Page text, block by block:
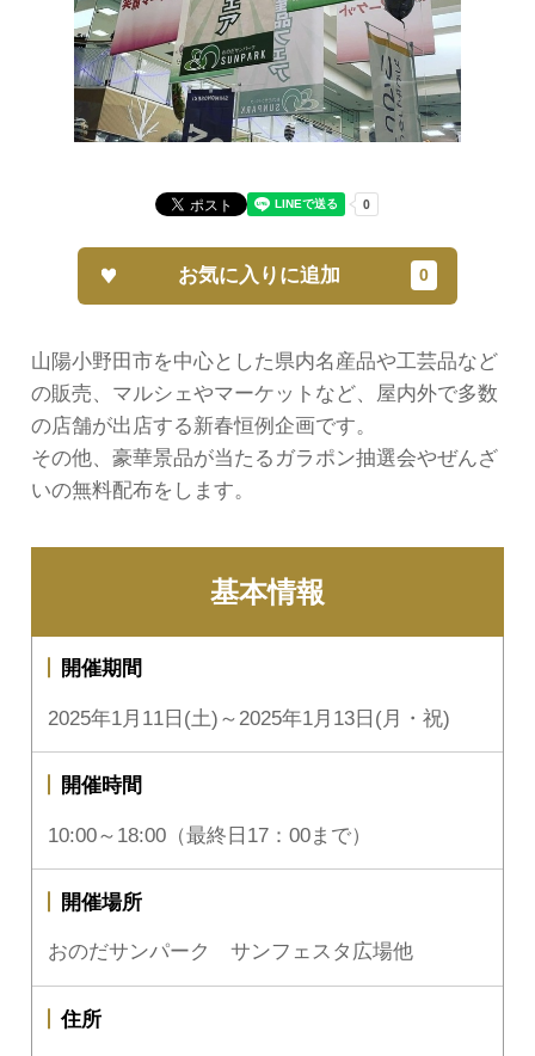
山陽小野田市を中心とした県内名産品や工芸品など
の販売、マルシェやマーケットなど、屋内外で多数
の店舗が出店する新春恒例企画です。
その他、豪華景品が当たるガラポン抽選会やぜんざ
いの無料配布をします。
お気に入りに追加
基本情報
開催期間
2025年1月11日(土)～2025年1月13日(月・祝)
開催時間
10:00～18:00（最終日17：00まで）
開催場所
おのだサンパーク サンフェスタ広場他
住所